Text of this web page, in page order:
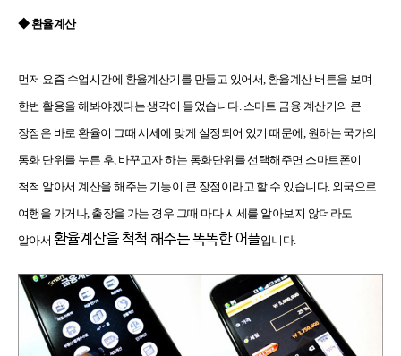
◆ 환율계산
먼저 요즘 수업시간에 환율계산기를 만들고 있어서, 환율계산 버튼을 보며
한번 활용을 해봐야겠다는 생각이 들었습니다. 스마트 금융 계산기의 큰
장점은 바로 환율이 그때 시세에 맞게 설정되어 있기 때문에, 원하는 국가의
통화 단위를 누른 후, 바꾸고자 하는 통화단위를 선택해주면 스마트폰이
척척 알아서 계산을 해주는 기능이 큰 장점이라고 할 수 있습니다. 외국으로
여행을 가거나, 출장을 가는 경우 그때 마다 시세를 알아보지 않더라도
알아서 환율계산을 척척 해주는 똑똑한 어플입니다.